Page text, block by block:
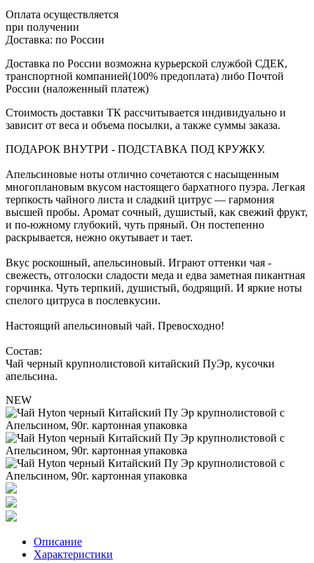
Оплата осуществляется
при получении
Доставка: по России
Доставка по России возможна курьерской службой СДЕК,
транспортной компанией(100% предоплата) либо Почтой
России (наложенный платеж)
Стоимость доставки ТК рассчитывается индивидуально и
зависит от веса и объема посылки, а также суммы заказа.
ПОДАРОК ВНУТРИ - ПОДСТАВКА ПОД КРУЖКУ.
Апельсиновые ноты отлично сочетаются с насыщенным
многоплановым вкусом настоящего бархатного пуэра. Легкая
терпкость чайного листа и сладкий цитрус — гармония
высшей пробы. Аромат сочный, душистый, как свежий фрукт,
и по-южному глубокий, чуть пряный. Он постепенно
раскрывается, нежно окутывает и тает.
Вкус роскошный, апельсиновый. Играют оттенки чая -
свежесть, отголоски сладости меда и едва заметная пикантная
горчинка. Чуть терпкий, душистый, бодрящий. И яркие ноты
спелого цитруса в послевкусии.
Настоящий апельсиновый чай. Превосходно!
Состав:
Чай черный крупнолистовой китайский ПуЭр, кусочки
апельсина.
NEW
Описание
Характеристики